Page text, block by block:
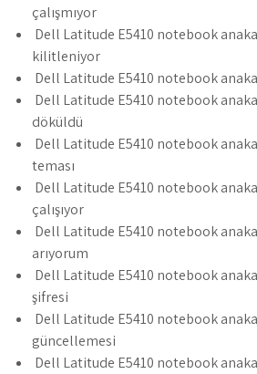
çalışmıyor
Dell Latitude E5410 notebook
kilitleniyor
Dell Latitude E5410 notebook
Dell Latitude E5410 notebook
döküldü
Dell Latitude E5410 notebook
teması
Dell Latitude E5410 notebook
çalışıyor
Dell Latitude E5410 notebook
arıyorum
Dell Latitude E5410 notebook
şifresi
Dell Latitude E5410 notebook
güncellemesi
Dell Latitude E5410 notebook